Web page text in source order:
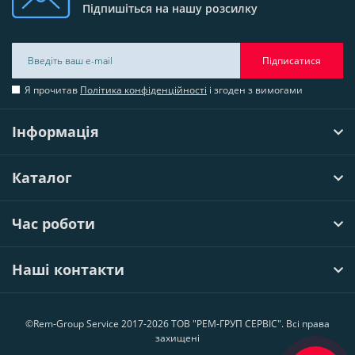
Підпишіться на нашу розсилку
Підписатися
Я прочитав Політика конфіденційності і згоден з вимогами
Інформація
Каталог
Час роботи
Наші контакти
©Rem-Group Service 2017-2026 ТОВ "РЕМ-ГРУП СЕРВІС". Всі права
захищені